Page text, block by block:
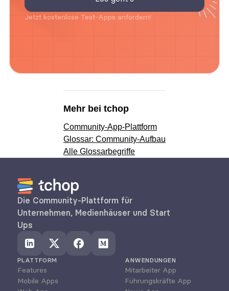
Jetzt kostenlose Test-Apps anfordern!
Mehr bei tchop
Community-App-Plattform
Glossar: Community-Aufbau
Alle Glossarbegriffe
Die Community-Plattform für
Unternehmen, Medienhäuser und Start
Ups
PLATTFORM
Features
Mobile Apps
ANWENDUNGEN
Mitarbeiter App
Führungskräfte App